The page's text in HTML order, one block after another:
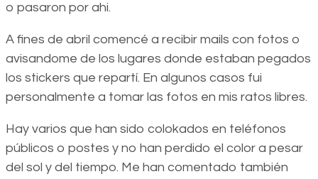
o pasaron por ahi.
A fines de abril comencé a recibir mails con fotos o
avisandome de los lugares donde estaban pegados
los stickers que repartí. En algunos casos fui
personalmente a tomar las fotos en mis ratos libres.
Hay varios que han sido colokados en teléfonos
públicos o postes y no han perdido el color a pesar
del sol y del tiempo. Me han comentado también